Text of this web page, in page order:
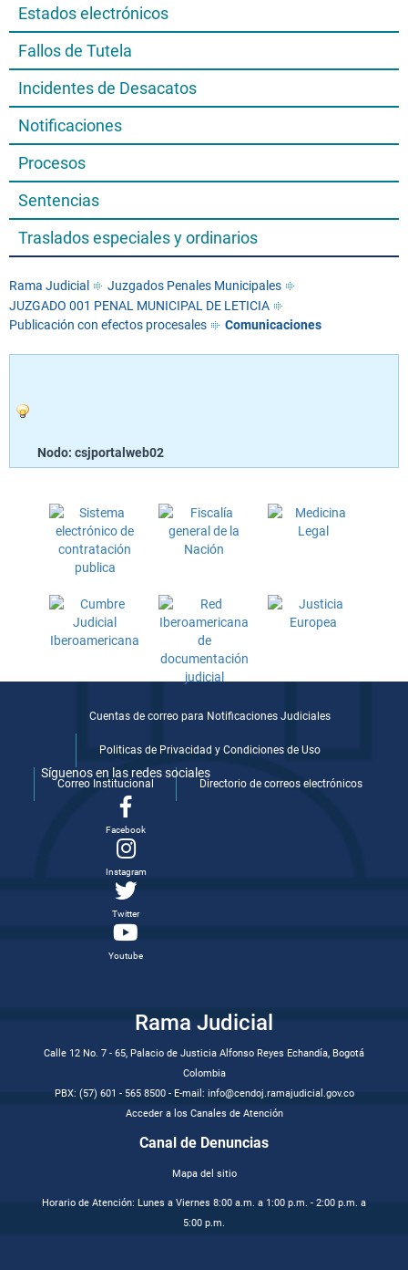
Estados electrónicos
Fallos de Tutela
Incidentes de Desacatos
Notificaciones
Procesos
Sentencias
Traslados especiales y ordinarios
Rama Judicial
Juzgados Penales Municipales
JUZGADO 001 PENAL MUNICIPAL DE LETICIA
Publicación con efectos procesales
Comunicaciones
Nodo: csjportalweb02
Cuentas de correo para Notificaciones Judiciales
Politicas de Privacidad y Condiciones de Uso
Correo Institucional Directorio de correos electrónicos
Síguenos en las redes sociales
Facebook
Instagram
Twitter
Youtube
Rama Judicial
Calle 12 No. 7 - 65, Palacio de Justicia Alfonso Reyes Echandía, Bogotá
Colombia
PBX: (57) 601 - 565 8500 - E-mail: info@cendoj.ramajudicial.gov.co
Acceder a los Canales de Atención
Canal de Denuncias
Mapa del sitio
Horario de Atención: Lunes a Viernes 8:00 a.m. a 1:00 p.m. - 2:00 p.m. a
5:00 p.m.